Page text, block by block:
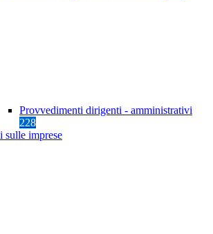
Provvedimenti dirigenti - amministrativi
228
sulle imprese